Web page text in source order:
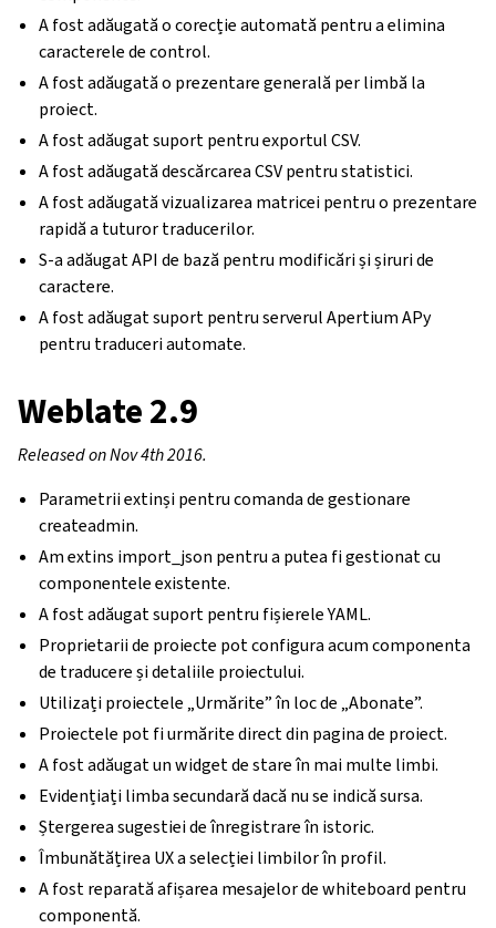
A fost adăugată o corecție automată pentru a elimina
caracterele de control.
A fost adăugată o prezentare generală per limbă la
proiect.
A fost adăugat suport pentru exportul CSV.
A fost adăugată descărcarea CSV pentru statistici.
A fost adăugată vizualizarea matricei pentru o prezentare
rapidă a tuturor traducerilor.
S-a adăugat API de bază pentru modificări și șiruri de
caractere.
A fost adăugat suport pentru serverul Apertium APy
pentru traduceri automate.
Weblate 2.9
Released on Nov 4th 2016.
Parametrii extinși pentru comanda de gestionare
createadmin.
Am extins import_json pentru a putea fi gestionat cu
componentele existente.
A fost adăugat suport pentru fișierele YAML.
Proprietarii de proiecte pot configura acum componenta
de traducere și detaliile proiectului.
Utilizați proiectele „Urmărite” în loc de „Abonate”.
Proiectele pot fi urmărite direct din pagina de proiect.
A fost adăugat un widget de stare în mai multe limbi.
Evidențiați limba secundară dacă nu se indică sursa.
Ștergerea sugestiei de înregistrare în istoric.
Îmbunătățirea UX a selecției limbilor în profil.
A fost reparată afișarea mesajelor de whiteboard pentru
componentă.